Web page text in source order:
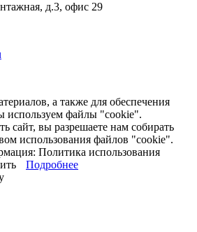
д.3, офис 29
а также для обеспечения
используем файлы "cookie".
сайт, вы разрешаете нам собирать
использования файлов "cookie".
Политика использования
Подробнее